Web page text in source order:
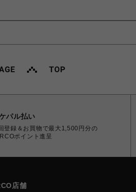
パル払い
登録＆お買物で最大1,500円分の
ポイント進呈
店舗